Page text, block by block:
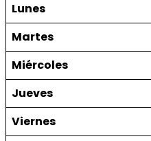
Lunes
Martes
Miércoles
Jueves
Viernes